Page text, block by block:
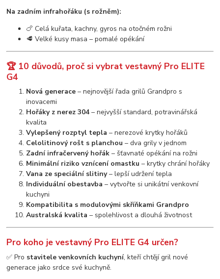
Na zadním infrahořáku (s rožněm):
🍗 Celá kuřata, kachny, gyros na otočném rožni
🥩 Velké kusy masa – pomalé opékání
🏆 10 důvodů, proč si vybrat vestavný Pro ELITE
G4
Nová generace – nejnovější řada grilů Grandpro s
inovacemi
Hořáky z nerez 304 – nejvyšší standard, potravinářská
kvalita
Vylepšený rozptyl tepla – nerezové krytky hořáků
Celolitinový rošt s planchou – dva grily v jednom
Zadní infračervený hořák – šťavnaté opékání na rožni
Minimální riziko vznícení omastku – krytky chrání hořáky
Vana ze speciální slitiny– lepší udržení tepla
Individuální obestavba – vytvořte si unikátní venkovní
kuchyni
Kompatibilita s modulovými skříňkami Grandpro
Australská kvalita – spolehlivost a dlouhá životnost
Pro koho je vestavný Pro ELITE G4 určen?
✅ Pro stavitele venkovních kuchyní, kteří chtějí gril nové
generace jako srdce své kuchyně.